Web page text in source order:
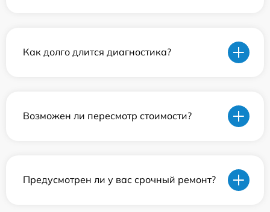
Как долго длится диагностика?
Возможен ли пересмотр стоимости?
Предусмотрен ли у вас срочный ремонт?